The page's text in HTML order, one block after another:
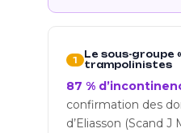
1
Le sous-groupe
trampolinistes
87 %
confirmation des
d’Eliasson (Scand J